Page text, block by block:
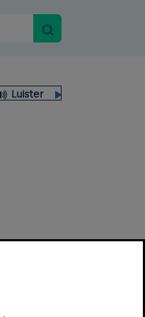
Zoeken
Luister